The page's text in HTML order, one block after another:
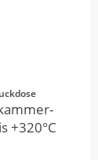
+320°C